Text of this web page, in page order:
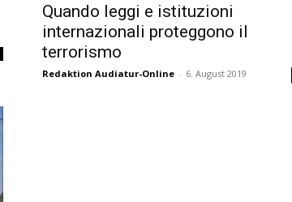
Quando leggi e istituzioni
internazionali proteggono il
terrorismo
Redaktion Audiatur-Online - 6. August 2019